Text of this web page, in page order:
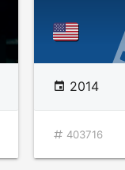
2014
403716